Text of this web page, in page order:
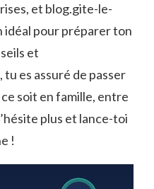
et blog.gite-le-
idéal pour préparer ton
et
es assuré de passer
soit en famille, entre
plus et lance-toi
!